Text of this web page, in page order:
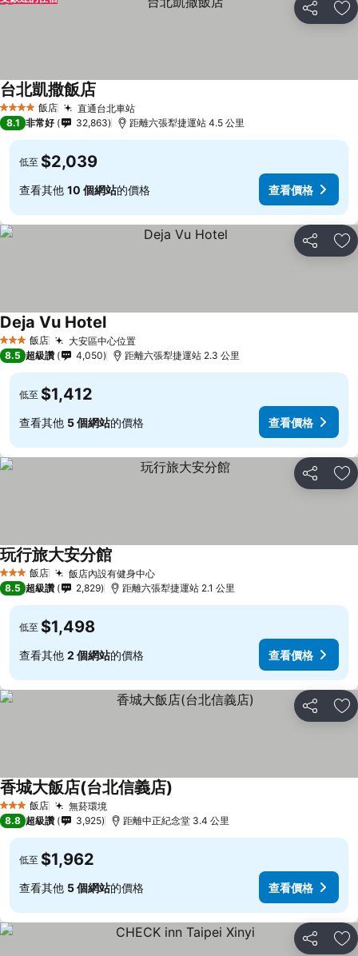
分享 加
4 星級 飯店 直通台北車站查看價格
台北凱撒飯店
8.1 非常好 32,863 距離六張犁捷運站 4.5 公里
低至 $2,039
查看其他 10 個網站的價格 查看價格
分享 加
3 星級 飯店 大安區中心位置查看價格
Deja Vu Hotel查看價格
8.5 超級讚 4,050 距離六張犁捷運站 2.3 公里
低至 $1,412
查看其他 5 個網站的價格 查看價格
分享 加
3 星級 飯店 飯店內設有健身中心查看價格
玩行旅大安分館
8.5 超級讚 2,829 距離六張犁捷運站 2.1 公里
低至 $1,498
查看其他 2 個網站的價格 查看價格
分享 加
3 星級 飯店 無菸環境查看價格
香城大飯店(台北信義店)
8.8 超級讚 3,925 距離中正紀念堂 3.4 公里
低至 $1,962
查看其他 5 個網站的價格 查看價格
分享 加